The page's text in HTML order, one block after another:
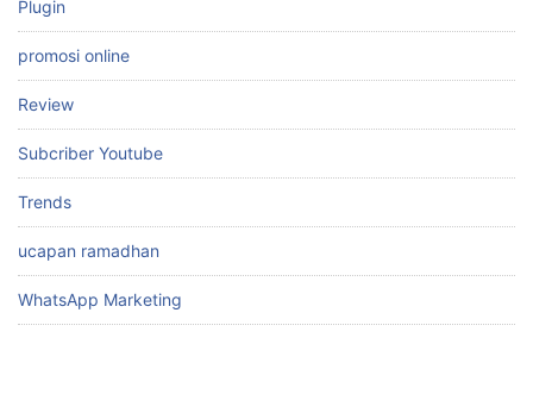
Plugin
promosi online
Review
Subcriber Youtube
Trends
ucapan ramadhan
WhatsApp Marketing